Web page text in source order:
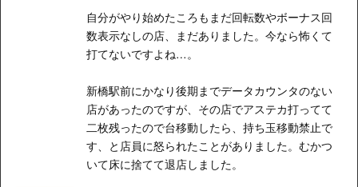
自分がやり始めたころもまだ回転数やボーナス回
数表示なしの店、まだありました。今なら怖くて
打てないですよね…。
新橋駅前にかなり後期までデータカウンタのない
店があったのですが、その店でアステカ打ってて
二枚残ったので台移動したら、持ち玉移動禁止で
す、と店員に怒られたことがありました。むかつ
いて床に捨てて退店しました。